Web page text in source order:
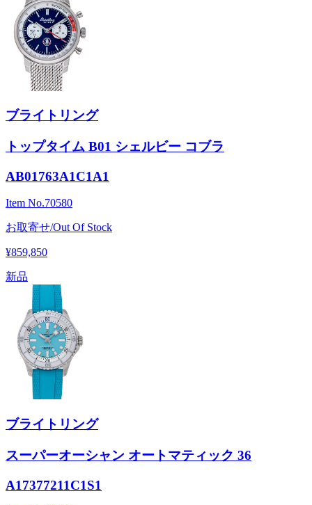
ブライトリング
トップタイム B01 シェルビー コブラ
AB01763A1C1A1
Item No.70580
お取寄せ/Out Of Stock
¥859,850
新品
ブライトリング
スーパーオーシャン オートマティック 36
A17377211C1S1